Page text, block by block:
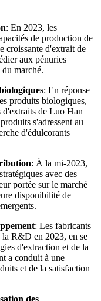
: En 2023, les
de production de
croissante d'extrait de
aux pénuries
marché.
: En réponse
produits biologiques,
d'extraits de Luo Han
s'adressent au
d'édulcorants
: À la mi-2023,
avec des
portée sur le marché
disponibilité de
: Les fabricants
la R&D en 2023, en se
d'extraction et de la
a conduit à une
et de la satisfaction